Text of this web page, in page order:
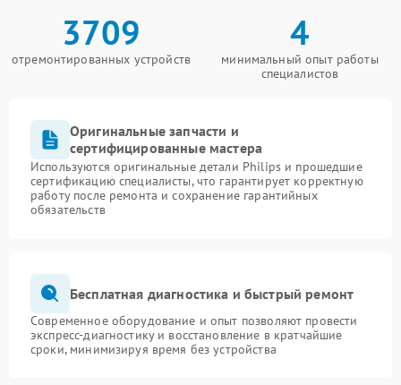
3709
отремонтированных устройств
4
минимальный опыт работы
специалистов
Оригинальные запчасти и
сертифицированные мастера
Используются оригинальные детали Philips и прошедшие
сертификацию специалисты, что гарантирует корректную
работу после ремонта и сохранение гарантийных
обязательств
Бесплатная диагностика и быстрый ремонт
Современное оборудование и опыт позволяют провести
экспресс-диагностику и восстановление в кратчайшие
сроки, минимизируя время без устройства